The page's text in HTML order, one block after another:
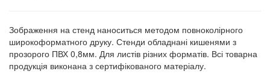
Зображення на стенд наноситься методом повноколірного
широкоформатного друку. Стенди обладнані кишенями з
прозорого ПВХ 0,8мм. Для листів різних форматів. Всі товарна
продукція виконана з сертифікованого матеріалу.